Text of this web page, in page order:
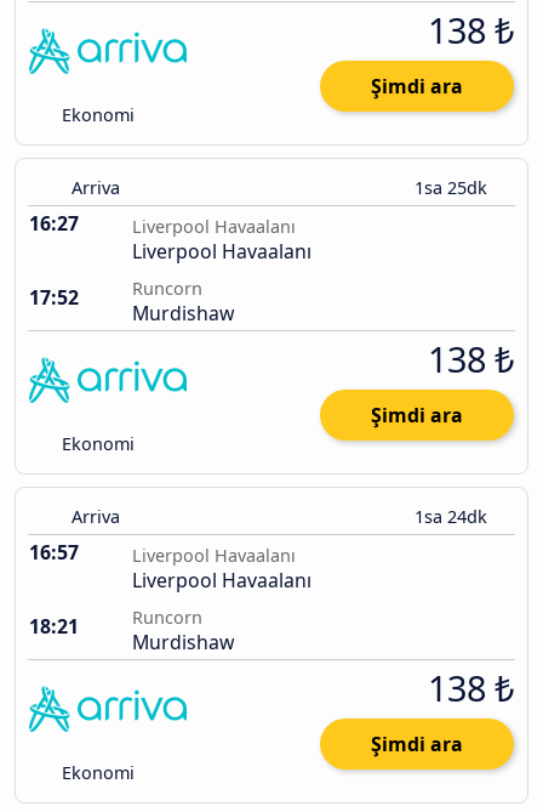
Ekonomi
138 ₺
Şimdi ara
Arriva 1sa 25dk
16:27 Liverpool Havaalanı
Liverpool Havaalanı
17:52
Runcorn
Murdishaw
Ekonomi
138 ₺
Şimdi ara
Arriva 1sa 24dk
16:57 Liverpool Havaalanı
Liverpool Havaalanı
18:21
Runcorn
Murdishaw
Ekonomi
138 ₺
Şimdi ara